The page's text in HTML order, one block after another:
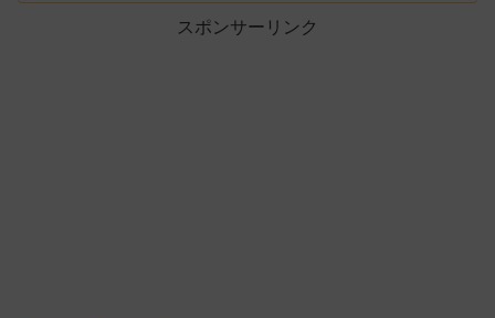
スポンサーリンク